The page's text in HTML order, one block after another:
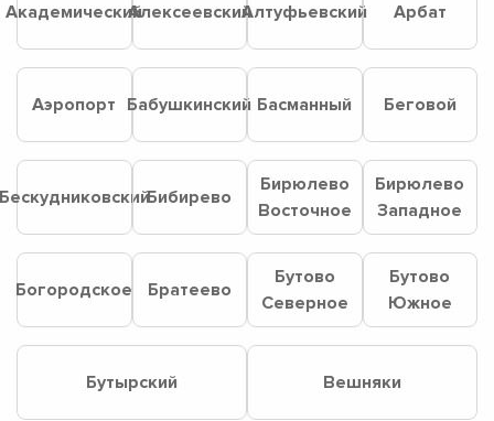
АкадемическийАлексеевскийАлтуфьевский Арбат
Аэропорт Бабушкинский Басманный Беговой
Бибирево
Бирюлево
Восточное
Бирюлево
Западное
Богородское Братеево
Бутово
Северное
Бутово
Южное
Бутырский Вешняки